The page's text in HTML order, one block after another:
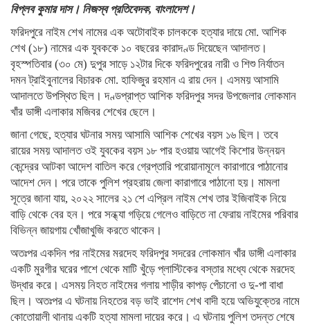
বিপ্লব কুমার দাস। নিজস্ব প্রতিবেদক, বাংলাদেশ।
ফরিদপুরে নাইম শেখ নামের এক অটোবাইক চালককে হত্যার দায়ে মো. আশিক
শেখ (১৮) নামের এক যুবককে ১০ বছরের কারাদণ্ড দিয়েছেন আদালত।
বৃহস্পতিবার (৩০ মে) দুপুর সাড়ে ১২টার দিকে ফরিদপুরের নারী ও শিশু নির্যাতন
দমন ট্রাইবুনালের বিচারক মো. হাফিজুর রহমান এ রায় দেন। এসময় আসামি
আদালতে উপস্থিত ছিল। দণ্ডপ্রাপ্ত আশিক ফরিদপুর সদর উপজেলার লোকমান
খাঁর ডাঙ্গী এলাকার মজিবর শেখের ছেলে।
জানা গেছে, হত্যার ঘটনার সময় আসামি আশিক শেখের বয়স ১৬ ছিল। তবে
রায়ের সময় আদালত ওই যুবকের বয়স ১৮ পার হওয়ায় আগেই কিশোর উন্নয়ন
কেন্দ্রের আটকা আদেশ বাতিল করে গ্রেপ্তারি পরোয়ানামূলে কারাগারে পাঠানোর
আদেশ দেন। পরে তাকে পুলিশ প্রহরায় জেলা কারাগারে পাঠানো হয়। মামলা
সূত্রে জানা যায়, ২০২২ সালের ২১ শে এপ্রিল নাইম শেখ তার ইজিবাইক নিয়ে
বাড়ি থেকে বের হন। পরে সন্ধ্যা গড়িয়ে গেলেও বাড়িতে না ফেরায় নাইমের পরিবার
বিভিন্ন জায়গায় খোঁজাখুজি করতে থাকেন।
অতঃপর একদিন পর নাইমের মরদেহ ফরিদপুর সদরের লোকমান খাঁর ডাঙ্গী এলাকার
একটি মুরগীর ঘরের পাশে থেকে মাটি খুঁড়ে প্লাস্টিকের বস্তার মধ্যে থেকে মরদেহ
উদ্ধার করে। এসময় নিহত নাইমের গলায় শাড়ীর কাপড় পেঁচানো ও দু-পা বাধা
ছিল। অতঃপর এ ঘটনায় নিহতের বড় ভাই রাশেদ শেখ বাদী হয়ে অভিযুক্তের নামে
কোতোয়ালী থানায় একটি হত্যা মামলা দায়ের করে। এ ঘটনায় পুলিশ তদন্ত শেষে